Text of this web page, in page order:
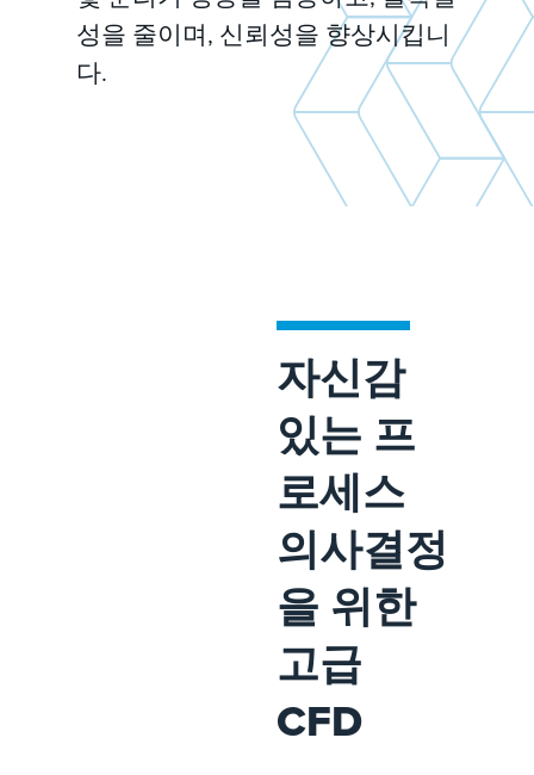
성을 줄이며, 신뢰성을 향상시킵니
다.
자신감
있는 프
로세스
의사결정
을 위한
고급
CFD